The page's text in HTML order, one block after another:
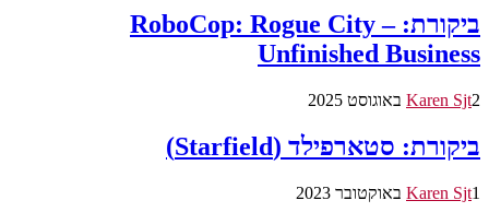
ביקורת: RoboCop: Rogue City –
Unfinished Business
Karen Sjt2 באוגוסט 2025
ביקורת: סטארפילד (Starfield)
Karen Sjt1 באוקטובר 2023